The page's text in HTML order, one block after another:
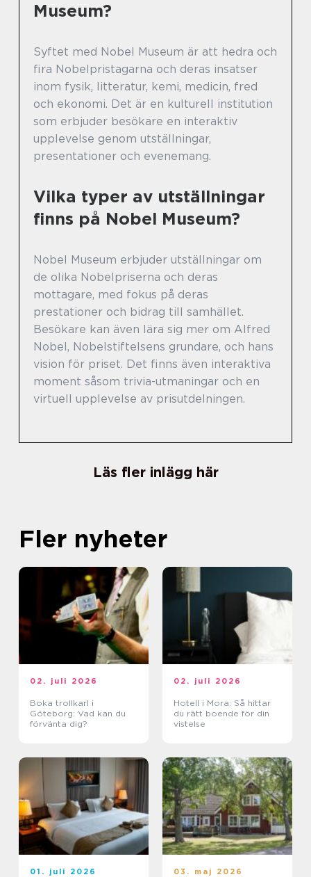
Museum?
Syftet med Nobel Museum är att hedra och
fira Nobelpristagarna och deras insatser
inom fysik, litteratur, kemi, medicin, fred
och ekonomi. Det är en kulturell institution
som erbjuder besökare en interaktiv
upplevelse genom utställningar,
presentationer och evenemang.
Vilka typer av utställningar
finns på Nobel Museum?
Nobel Museum erbjuder utställningar om
de olika Nobelpriserna och deras
mottagare, med fokus på deras
prestationer och bidrag till samhället.
Besökare kan även lära sig mer om Alfred
Nobel, Nobelstiftelsens grundare, och hans
vision för priset. Det finns även interaktiva
moment såsom trivia-utmaningar och en
virtuell upplevelse av prisutdelningen.
Läs fler inlägg här
Fler nyheter
02. juli 2026
Boka trollkarl i
Göteborg: Vad kan du
förvänta dig?
02. juli 2026
Hotell i Mora: Så hittar
du rätt boende för din
vistelse
01. juli 2026 03. maj 2026